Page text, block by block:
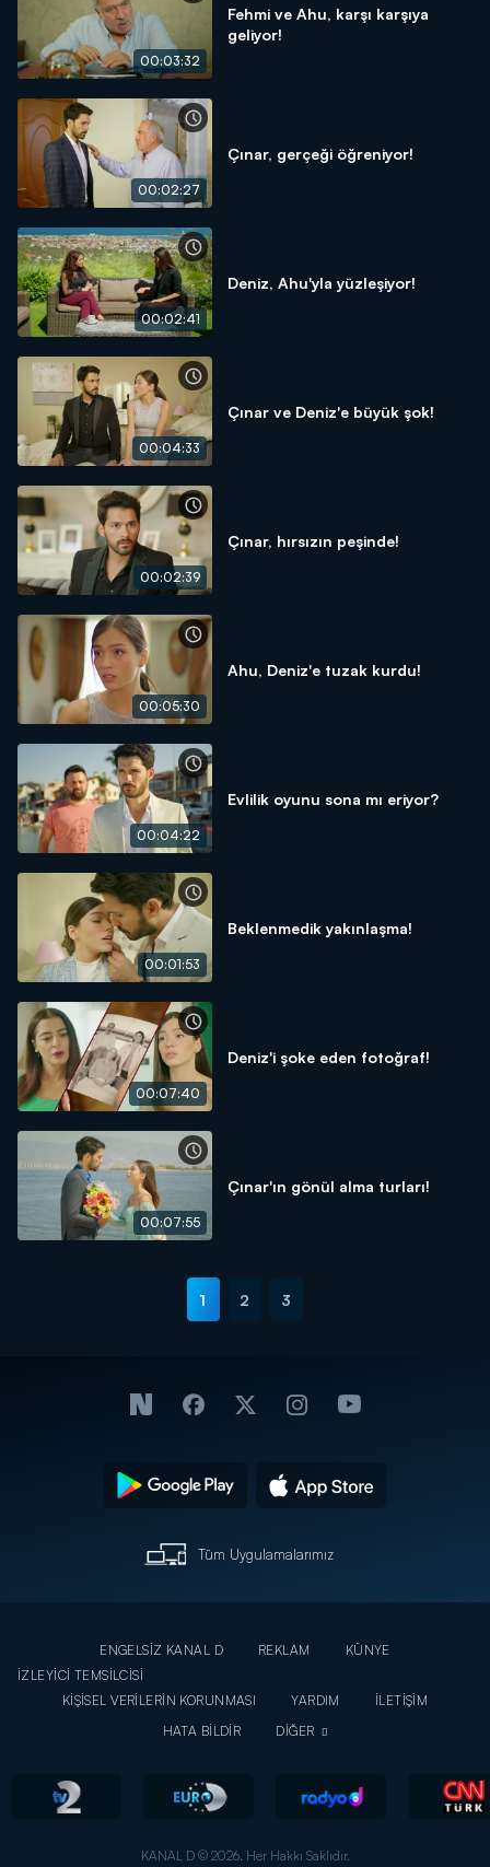
00:03:32
Fehmi ve Ahu, karşı karşıya
geliyor!
00:02:27
Çınar, gerçeği öğreniyor!
00:02:41
Deniz, Ahu'yla yüzleşiyor!
00:04:33
Çınar ve Deniz'e büyük şok!
00:02:39
Çınar, hırsızın peşinde!
00:05:30
Ahu, Deniz'e tuzak kurdu!
00:04:22
Evlilik oyunu sona mı eriyor?
00:01:53
Beklenmedik yakınlaşma!
00:07:40
Deniz'i şoke eden fotoğraf!
00:07:55
Çınar'ın gönül alma turları!
1 2 3
Tüm Uygulamalarımız
ENGELSİZ KANAL D REKLAM
KÜNYE
İZLEYİCİ TEMSİLCİSİ
KİŞİSEL VERİLERİN KORUNMASI
YARDIM
İLETİŞİM
HATA BİLDİR
DİĞER
KANAL D © 2026. Her Hakkı Saklıdır.